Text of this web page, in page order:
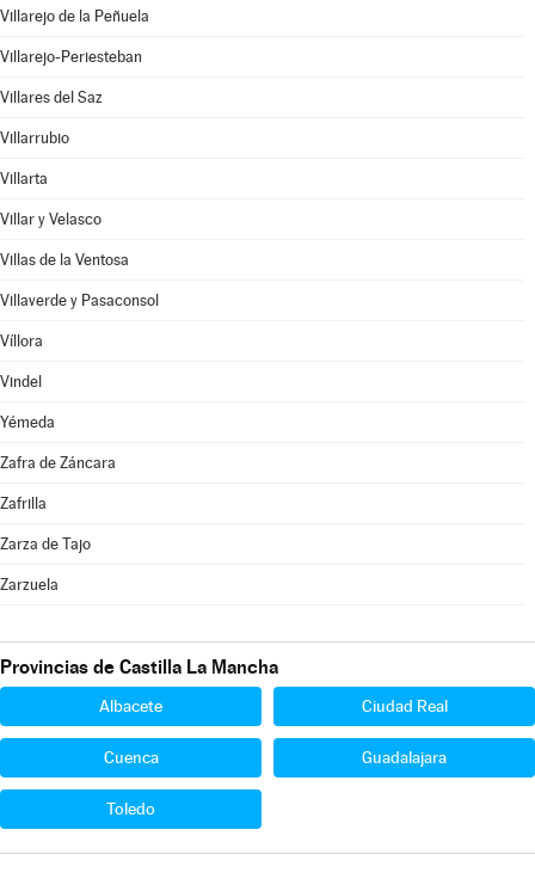
Villarejo de la Peñuela
Villarejo-Periesteban
Villares del Saz
Villarrubio
Villarta
Villar y Velasco
Villas de la Ventosa
Villaverde y Pasaconsol
Víllora
Vindel
Yémeda
Zafra de Záncara
Zafrilla
Zarza de Tajo
Zarzuela
Provincias de Castilla La Mancha
Albacete Ciudad Real
Cuenca Guadalajara
Toledo